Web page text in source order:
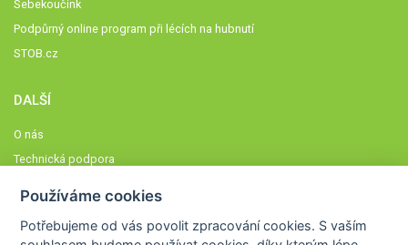
Sebekoučink
Podpůrný online program při lécích na hubnutí
STOB.cz
DALŠÍ
O nás
Technická podpora
Členové STOBklubu
Používáme cookies
Potřebujeme od vás povolit zpracování cookies. S vaším